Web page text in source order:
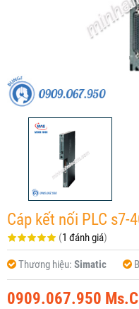
Cáp kết nối PLC s7-
(1 đánh giá)
Thương hiệu: Simatic
0909.067.950